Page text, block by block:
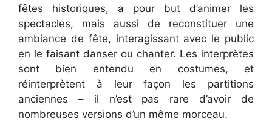
fêtes historiques, a pour but d’animer les
spectacles, mais aussi de reconstituer une
ambiance de fête, interagissant avec le public
en le faisant danser ou chanter. Les interprètes
sont bien entendu en costumes, et
réinterprètent à leur façon les partitions
anciennes – il n’est pas rare d’avoir de
nombreuses versions d’un même morceau.